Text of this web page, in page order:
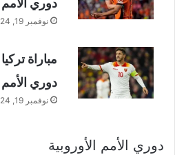
دوري الأمم
نوفمبر 19, 2024
مباراة
دوري الأمم
نوفمبر 19, 2024
دوري الأمم الأوروبية